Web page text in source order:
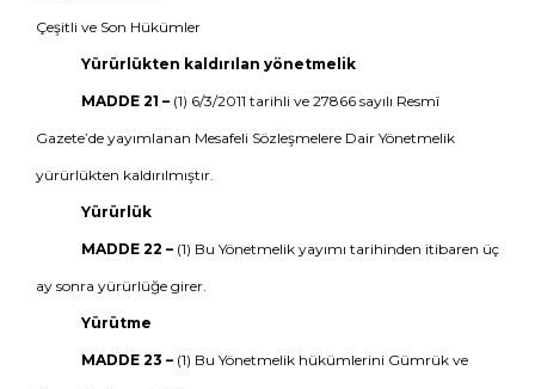
Çeşitli ve Son Hükümler
Yürürlükten kaldırılan yönetmelik
MADDE 21 –(1) 6/3/2011 tarihli ve 27866 sayılı Resmî
Gazete’de yayımlanan Mesafeli Sözleşmelere Dair Yönetmelik
yürürlükten kaldırılmıştır.
Yürürlük
MADDE 22 –(1) Bu Yönetmelik yayımı tarihinden itibaren üç
ay sonra yürürlüğe girer.
Yürütme
MADDE 23 –(1) Bu Yönetmelik hükümlerini Gümrük ve